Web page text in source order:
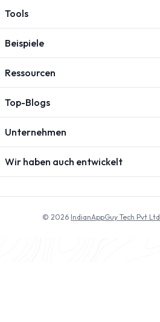
Tools
Beispiele
Ressourcen
Top-Blogs
Unternehmen
Wir haben auch entwickelt
© 2026 IndianAppGuy Tech Pvt Ltd